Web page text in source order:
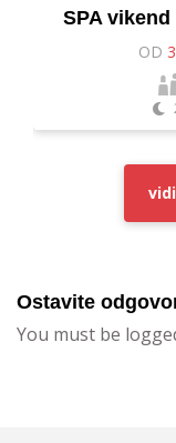
SPA
OD
Ostavite
You must be